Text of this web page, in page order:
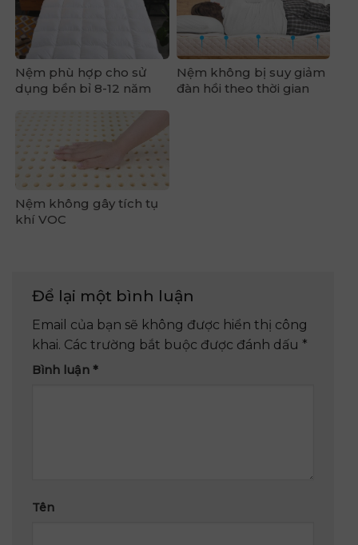
Nệm phù hợp cho sử
dụng bền bỉ 8-12 năm
Nệm không bị suy giảm
đàn hồi theo thời gian
Nệm không gây tích tụ
khí VOC
Để lại một bình luận
Email của bạn sẽ không được hiển thị công
khai. Các trường bắt buộc được đánh dấu *
Bình luận *
Tên